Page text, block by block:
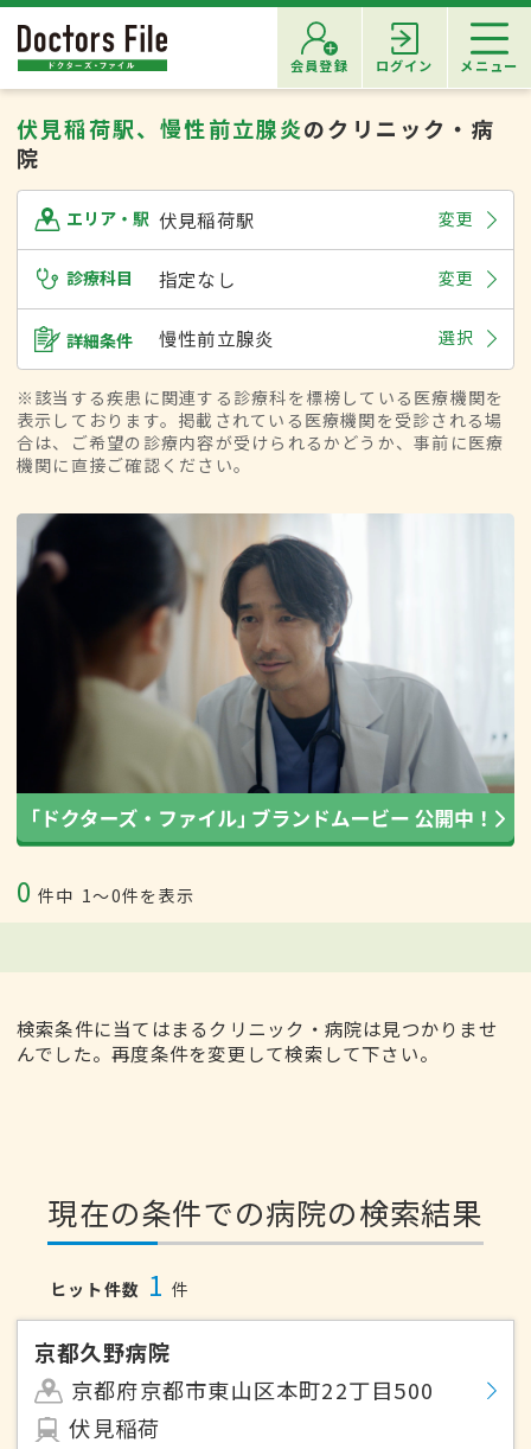
会員登録 ログイン メニュー
伏見稲荷駅、慢性前立腺炎のクリニック・病
院
エリア・駅 伏見稲荷駅 変更
診療科目 指定なし 変更
詳細条件 慢性前立腺炎 選択
※該当する疾患に関連する診療科を標榜している医療機関を
表示しております。掲載されている医療機関を受診される場
合は、ご希望の診療内容が受けられるかどうか、事前に医療
機関に直接ご確認ください。
0 件中 1〜0件を表示
検索条件に当てはまるクリニック・病院は見つかりませ
んでした。再度条件を変更して検索して下さい。
現在の条件での病院の検索結果
ヒット件数 1 件
京都久野病院
京都府京都市東山区本町22丁目500
伏見稲荷